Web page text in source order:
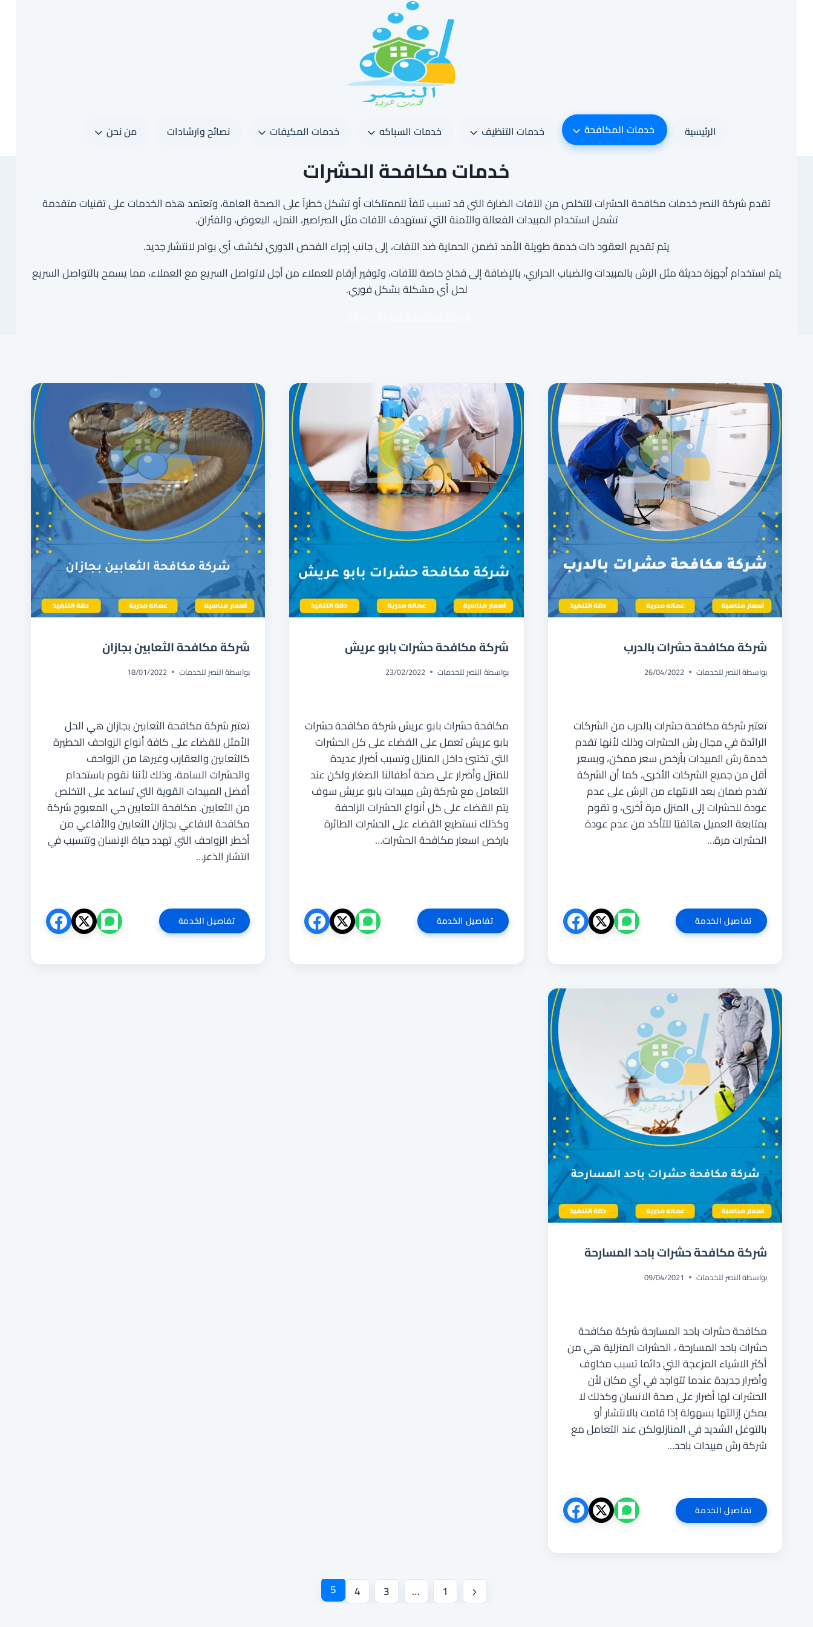
الرئيسية خدمات المكافحة خدمات التنظيف خدمات السباكه خدمات المكيفات نصائح وارشادات من نحن
خدمات مكافحة الحشرات
تقدم شركة النصر خدمات مكافحة الحشرات للتخلص من الآفات الضارة التي قد تسبب تلفاً للممتلكات أو تشكل خطراً على الصحة العامة، وتعتمد هذه الخدمات على تقنيات متقدمة
تشمل استخدام المبيدات الفعالة والآمنة التي تستهدف الآفات مثل الصراصير، النمل، البعوض، والفئران.
يتم تقديم العقود ذات خدمة طويلة الأمد تضمن الحماية ضد الآفات، إلى جانب إجراء الفحص الدوري لكشف أي بوادر لانتشار جديد.
يتم استخدام أجهزة حديثة مثل الرش بالمبيدات والضباب الحراري، بالإضافة إلى فخاخ خاصة للآفات، وتوفير أرقام للعملاء من أجل لاتواصل السريع مع العملاء، مما يسمح بالتواصل السريع
لحل أي مشكلة بشكل فوري.
شركة مكافحة حشرات بالدرب
بواسطةالنصر للخدمات 26/04/2022
تعتبر شركة مكافحة حشرات بالدرب من الشركات
الرائدة في مجال رش الحشرات وذلك لأنها تقدم
خدمة رش المبيدات بأرخص سعر ممكن، وبسعر
أقل من جميع الشركات الأخرى، كما أن الشركة
تقدم ضمان بعد الانتهاء من الرش على عدم
عودة للحشرات إلى المنزل مرة أخرى، و تقوم
بمتابعة العميل هاتفيًا للتأكد من عدم عودة
الحشرات مرة…
تفاصيل الخدمةشركة
مكافحة
شركة مكافحة حشرات بابو عريش
بواسطةالنصر للخدمات 23/02/2022
مكافحة حشرات بابو عريش شركة مكافحة حشرات
بابو عريش تعمل على القضاء على كل الحشرات
التي تختبئ داخل المنازل وتسبب أضرار عديدة
للمنزل وأضرار على صحة أطفالنا الصغار ولكن عند
التعامل مع شركة رش مبيدات بابو عريش سوف
يتم القضاء على كل أنواع الحشرات الزاحفة
وكذلك نستطيع القضاء على الحشرات الطائرة
بارخص اسعار مكافحة الحشرات…
تفاصيل الخدمةشركة
مكافحة
شركة مكافحة الثعابين بجازان
بواسطةالنصر للخدمات 18/01/2022
تعتبر شركة مكافحة الثعابين بجازان هي الحل
الأمثل للقضاء على كافة أنواع الزواحف الخطيرة
كالثعابين والعقارب وغيرها من الزواحف
والحشرات السامة، وذلك لأننا نقوم باستخدام
أفضل المبيدات القوية التي تساعد على التخلص
من الثعابين. مكافحة الثعابين حي المعبوج شركة
مكافحة الافاعي بجازان الثعابين والأفاعي من
أخطر الزواحف التي تهدد حياة الإنسان وتتسبب في
انتشار الذعر…
تفاصيل الخدمةشركة
مكافحة
شركة مكافحة حشرات باحد المسارحة
بواسطةالنصر للخدمات 09/04/2021
مكافحة حشرات باحد المسارحة شركة مكافحة
حشرات باحد المسارحة ، الحشرات المنزلية هي من
أكثر الاشياء المزعجة التي دائما تسبب مخاوف
وأضرار جديدة عندما تتواجد في أي مكان لأن
الحشرات لها أضرار على صحة الانسان وكذلك لا
يمكن إزالتها بسهولة إذا قامت بالانتشار أو
بالتوغل الشديد في المنازلولكن عند التعامل مع
شركة رش مبيدات باحد…
تفاصيل الخدمةشركة
مكافحة
الصفحة
1
…
3
4
5